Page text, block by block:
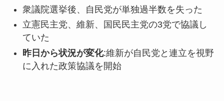
衆議院選挙後、自民党が単独過半数を失った
立憲民主党、維新、国民民主党の3党で協議し
ていた
昨日から状況が変化:維新が自民党と連立を視野
に入れた政策協議を開始